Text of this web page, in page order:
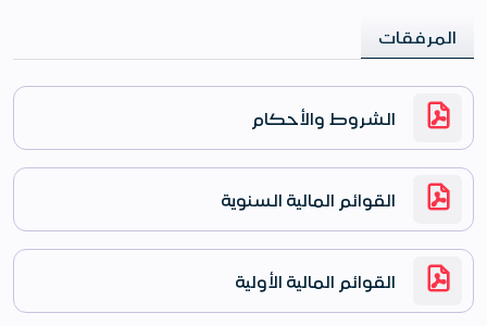
المرفقات
الشروط والأحكام
القوائم المالية السنوية
القوائم المالية الأولية